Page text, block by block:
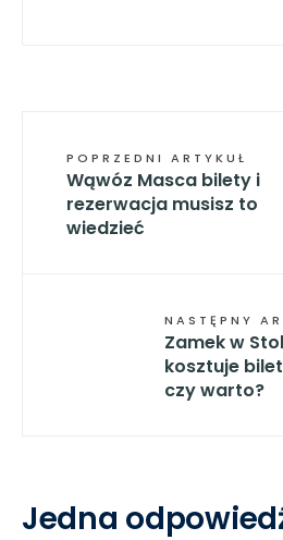
POPRZEDNI ARTYKUŁ
Wąwóz Masca bilety i
rezerwacja musisz to
wiedzieć
NASTĘPNY
Zamek w
kosztuje
czy warto?
Jedna